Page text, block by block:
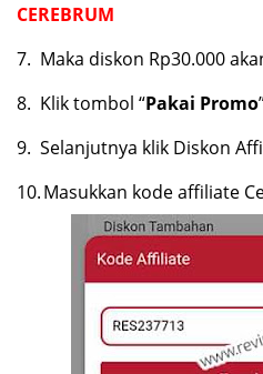
CEREBRUM
7. Maka diskon Rp30.000
8. Klik tombol “Pakai Promo
9. Selanjutnya klik Diskon
10.Masukkan kode affiliate